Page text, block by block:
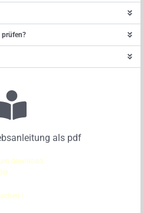
prüfen?
als pdf
download
!